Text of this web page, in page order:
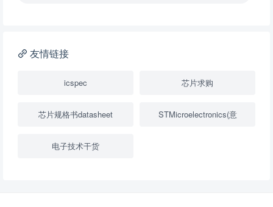
降压转换器（继承开关）
USB隔离器 1
友情链接
icspec 芯片求购
芯片规格书datasheet STMicroelectronics(意
电子技术干货